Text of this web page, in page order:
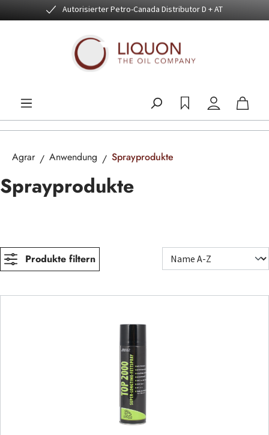
Zum Hauptinhalt springenAutorisierter Petro-Canada Distributor D + AT
Agrar Anwendung Sprayprodukte
Sprayprodukte
Produkte filtern